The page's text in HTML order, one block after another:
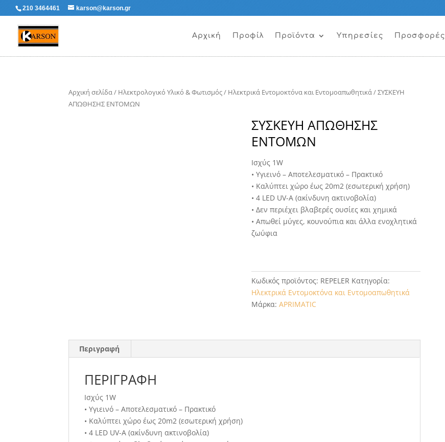
210 3464461 karson@karson.gr
Αρχική Προφίλ Προϊόντα Υπηρεσίες Προσφορές
Αρχική σελίδα/ Ηλεκτρολογικό Υλικό & Φωτισμός/ Ηλεκτρικά Εντομοκτόνα και Εντομοαπωθητικά/ ΣΥΣΚΕΥΗ
ΑΠΩΘΗΣΗΣ ΕΝΤΟΜΩΝ
ΣΥΣΚΕΥΗ ΑΠΩΘΗΣΗΣ
ΕΝΤΟΜΩΝ
Ισχύς 1W
• Υγιεινό – Αποτελεσματικό – Πρακτικό
• Καλύπτει χώρο έως 20m2 (εσωτερική χρήση)
• 4 LED UV-A (ακίνδυνη ακτινοβολία)
• Δεν περιέχει βλαβερές ουσίες και χημικά
• Απωθεί μύγες, κουνούπια και άλλα ενοχλητικά
ζωύφια
Κωδικός προϊόντος: REPELER Κατηγορία:
Ηλεκτρικά Εντομοκτόνα και Εντομοαπωθητικά
Μάρκα:APRIMATIC
Περιγραφή
ΠΕΡΙΓΡΑΦΉ
Ισχύς 1W
• Υγιεινό – Αποτελεσματικό – Πρακτικό
• Καλύπτει χώρο έως 20m2 (εσωτερική χρήση)
• 4 LED UV-A (ακίνδυνη ακτινοβολία)